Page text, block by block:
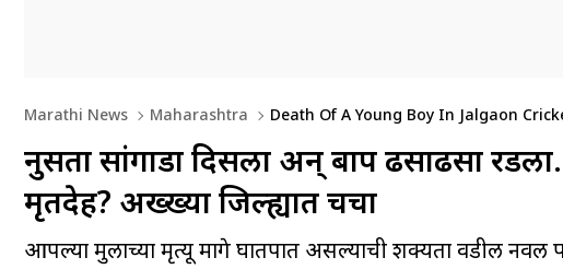
Marathi News Maharashtra Death Of A Young Boy In Jalgaon
नुसता सांगाडा दिसला अन् बाप ढसाढसा
मृतदेह? अख्ख्या जिल्ह्यात चर्चा
आपल्या मुलाच्या मृत्यू मागे घातपात असल्याची शक्यता वडील नवल